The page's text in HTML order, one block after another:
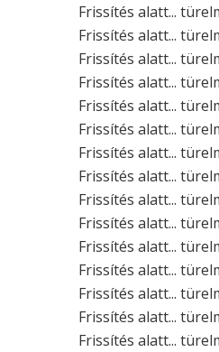
Frissítés alatt...
Frissítés alatt...
Frissítés alatt...
Frissítés alatt...
Frissítés alatt...
Frissítés alatt...
Frissítés alatt...
Frissítés alatt...
Frissítés alatt...
Frissítés alatt...
Frissítés alatt...
Frissítés alatt...
Frissítés alatt...
Frissítés alatt...
Frissítés alatt...